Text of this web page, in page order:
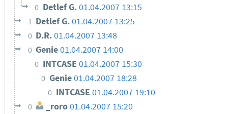
0 Detlef G.01.04.2007 13:15
1 Detlef G.01.04.2007 13:25
0 D.R.01.04.2007 13:48
0 Genie01.04.2007 14:00
0 INTCASE 01.04.2007 15:30
0 Genie01.04.2007 18:28
0 INTCASE01.04.2007 19:10
0 _roro01.04.2007 15:20